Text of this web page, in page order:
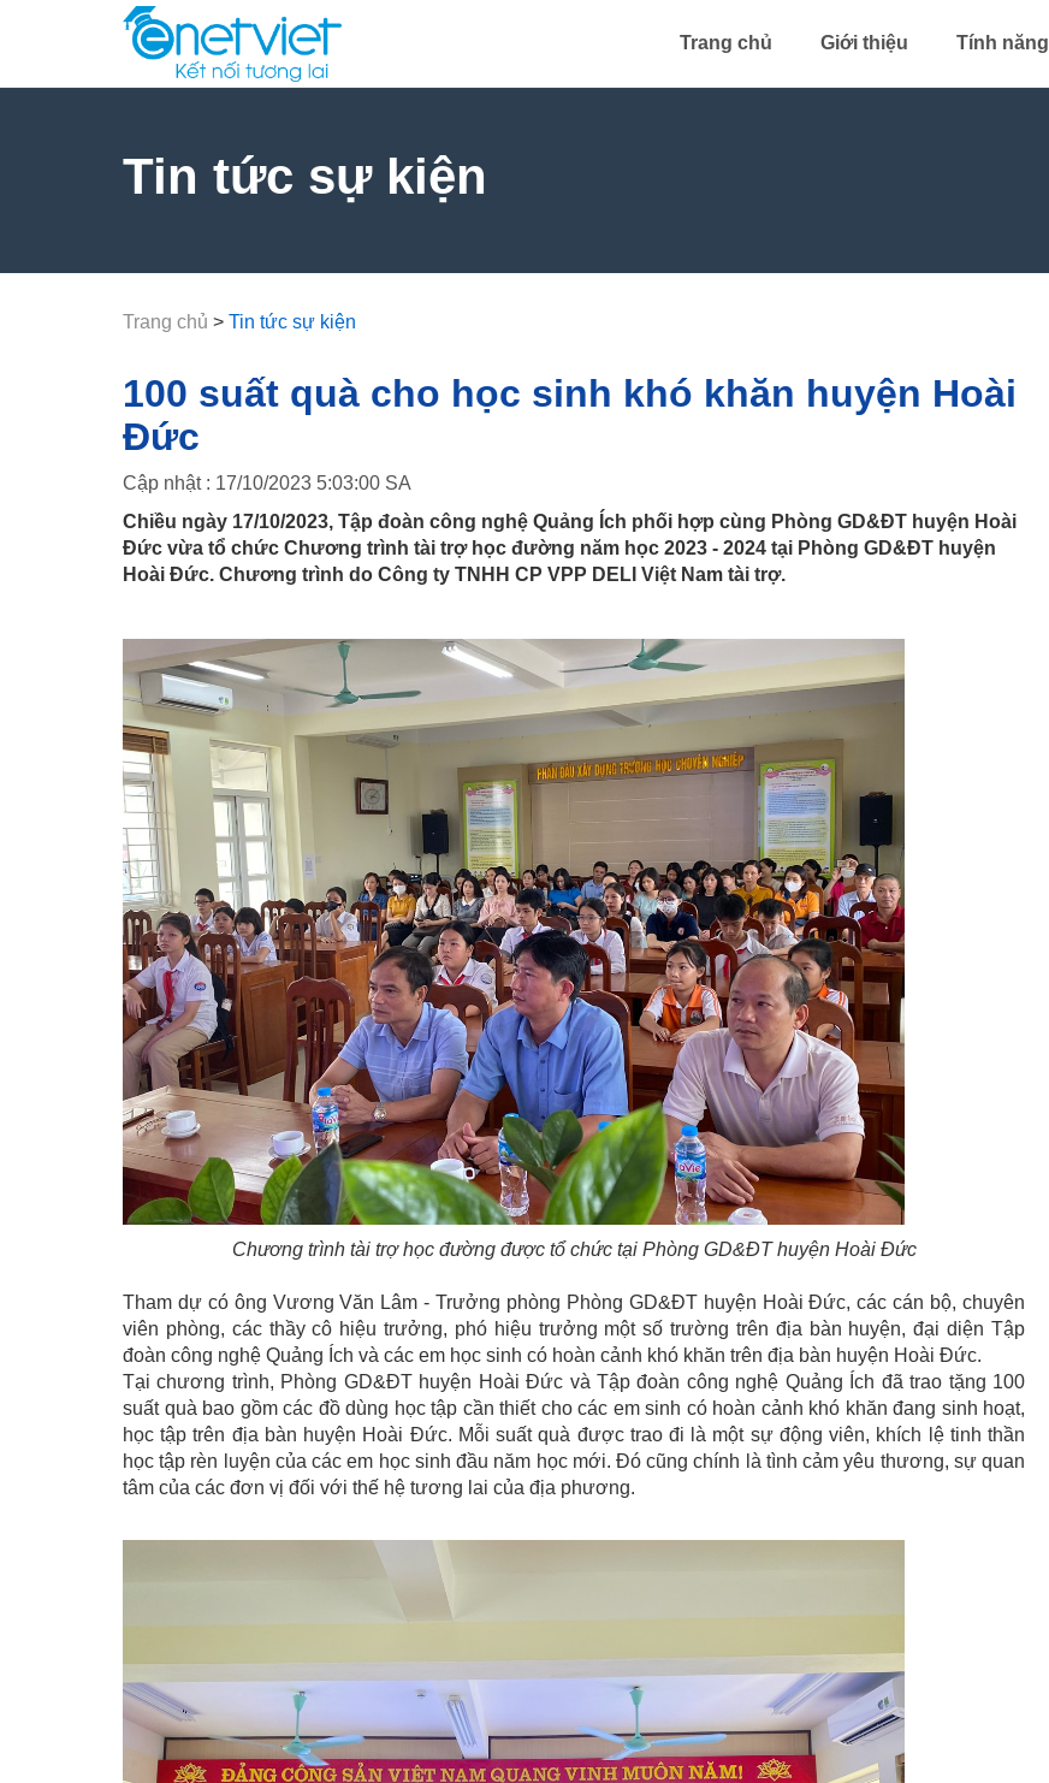
Trang chủ Giới thiệu Tính năng
Tin tức sự kiện
Trang chủ > Tin tức sự kiện
100 suất quà cho học sinh khó khăn huyện Hoài
Đức
Cập nhật : 17/10/2023 5:03:00 SA
Chiều ngày 17/10/2023, Tập đoàn công nghệ Quảng Ích phối hợp cùng Phòng GD&ĐT huyện Hoài
Đức vừa tổ chức Chương trình tài trợ học đường năm học 2023 - 2024 tại Phòng GD&ĐT huyện
Hoài Đức. Chương trình do Công ty TNHH CP VPP DELI Việt Nam tài trợ.
Chương trình tài trợ học đường được tổ chức tại Phòng GD&ĐT huyện Hoài Đức
Tham dự có ông Vương Văn Lâm - Trưởng phòng Phòng GD&ĐT huyện Hoài Đức, các cán bộ, chuyên
viên phòng, các thầy cô hiệu trưởng, phó hiệu trưởng một số trường trên địa bàn huyện, đại diện Tập
đoàn công nghệ Quảng Ích và các em học sinh có hoàn cảnh khó khăn trên địa bàn huyện Hoài Đức.
Tại chương trình, Phòng GD&ĐT huyện Hoài Đức và Tập đoàn công nghệ Quảng Ích đã trao tặng 100
suất quà bao gồm các đồ dùng học tập cần thiết cho các em sinh có hoàn cảnh khó khăn đang sinh hoạt,
học tập trên địa bàn huyện Hoài Đức. Mỗi suất quà được trao đi là một sự động viên, khích lệ tinh thần
học tập rèn luyện của các em học sinh đầu năm học mới. Đó cũng chính là tình cảm yêu thương, sự quan
tâm của các đơn vị đối với thế hệ tương lai của địa phương.